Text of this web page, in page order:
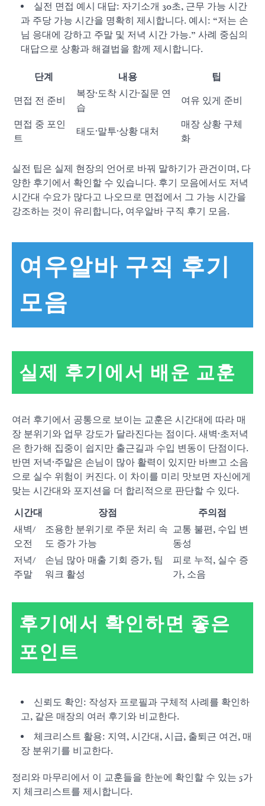
실전 면접 예시 대답: 자기소개 30초, 근무 가능 시간
과 주당 가능 시간을 명확히 제시합니다. 예시: “저는 손
님 응대에 강하고 주말 및 저녁 시간 가능.” 사례 중심의
대답으로 상황과 해결법을 함께 제시합니다.
단계 내용
팁
면접 전 준비
복장·도착 시간·질문 연
습
여유 있게 준비
면접 중 포인
트
태도·말투·상황 대처
매장 상황 구체
화
실전 팁은 실제 현장의 언어로 바꿔 말하기가 관건이며, 다
양한 후기에서 확인할 수 있습니다. 후기 모음에서도 저녁
시간대 수요가 많다고 나오므로 면접에서 그 가능 시간을
강조하는 것이 유리합니다, 여우알바 구직 후기 모음.
여우알바 구직 후기
모음
실제 후기에서 배운 교훈
여러 후기에서 공통으로 보이는 교훈은 시간대에 따라 매
장 분위기와 업무 강도가 달라진다는 점이다. 새벽·초저녁
은 한가해 집중이 쉽지만 출근길과 수입 변동이 단점이다.
반면 저녁·주말은 손님이 많아 활력이 있지만 바쁘고 소음
으로 실수 위험이 커진다. 이 차이를 미리 맛보면 자신에게
맞는 시간대와 포지션을 더 합리적으로 판단할 수 있다.
시간대
장점
주의점
새벽/
오전
조용한 분위기로 주문 처리 속
도 증가 가능
교통 불편, 수입 변
동성
저녁/
주말
손님 많아 매출 기회 증가, 팀
워크 활성
피로 누적, 실수 증
가, 소음
후기에서 확인하면 좋은
포인트
신뢰도 확인: 작성자 프로필과 구체적 사례를 확인하
고, 같은 매장의 여러 후기와 비교한다.
체크리스트 활용: 지역, 시간대, 시급, 출퇴근 여건, 매
장 분위기를 비교한다.
정리와 마무리에서 이 교훈들을 한눈에 확인할 수 있는 5가
지 체크리스트를 제시합니다.